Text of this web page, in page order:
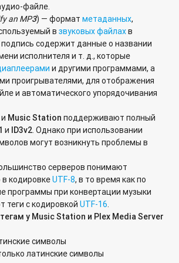
диск переходит в спящий режим
времени?
Disk Full, когда существует
диске?
накопителе QNAP выделять разделы на
внешнего жесткого диска USB к
QNAP емкость диска отображается
тома хранения его емкость
пула хранения?
созданного iSCSI-диска на
с микропрограммой QTS?
старый диск из QNAP Turbo NAS в
файле.
an MP3) — форматметаданных,
взвуковых файлахв
подпись содержит данные о названии
исполнителя и т. д., которые
и другими программами, а
проигрывателями, для отображения
и автоматического упорядочивания
и MusicStation поддерживают полный
и ID3v2. Однако при использовании
могут возникнуть проблемы в
серверов понимают
в кодировкеUTF-8, в то время как по
программы при конвертации музыки
теги с кодировкойUTF-16.
у MusicStation и Plex MediaServer
символы
латинские символы